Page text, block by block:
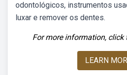
odontológicos, instrumentos
luxar e remover os dentes.
For more information, click
LEARN